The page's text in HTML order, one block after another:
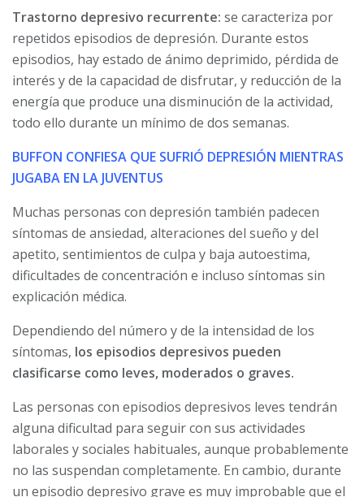
Trastorno depresivo recurrente: se caracteriza por
repetidos episodios de depresión. Durante estos
episodios, hay estado de ánimo deprimido, pérdida de
interés y de la capacidad de disfrutar, y reducción de la
energía que produce una disminución de la actividad,
todo ello durante un mínimo de dos semanas.
BUFFON CONFIESA QUE SUFRIÓ DEPRESIÓN MIENTRAS
JUGABA EN LA JUVENTUS
Muchas personas con depresión también padecen
síntomas de ansiedad, alteraciones del sueño y del
apetito, sentimientos de culpa y baja autoestima,
dificultades de concentración e incluso síntomas sin
explicación médica.
Dependiendo del número y de la intensidad de los
síntomas, los episodios depresivos pueden
clasificarse como leves, moderados o graves.
Las personas con episodios depresivos leves tendrán
alguna dificultad para seguir con sus actividades
laborales y sociales habituales, aunque probablemente
no las suspendan completamente. En cambio, durante
un episodio depresivo grave es muy improbable que el